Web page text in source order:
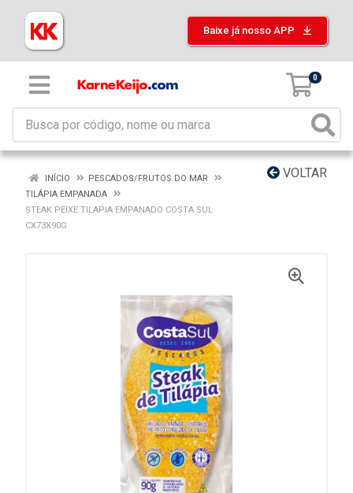
Baixe já nosso APP
0
VOLTAR
INÍCIO
PESCADOS/FRUTOS DO MAR
TILÁPIA EMPANADA
STEAK PEIXE TILAPIA EMPANADO COSTA SUL
CX73X90G